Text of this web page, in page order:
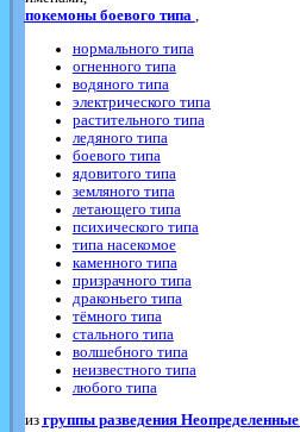
покемоны боевого типа
нормального типа
огненного типа
водяного типа
электрического типа
растительного типа
ледяного типа
боевого типа
ядовитого типа
земляного типа
летающего типа
психического типа
типа насекомое
каменного типа
призрачного типа
драконьего типа
тёмного типа
стального типа
волшебного типа
неизвестного типа
любого типа
из группы разведения Неопределенные